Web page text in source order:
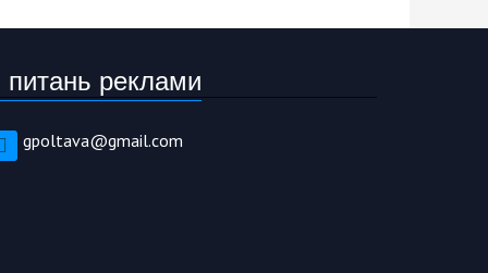
реклами
gpoltava@gmail.com